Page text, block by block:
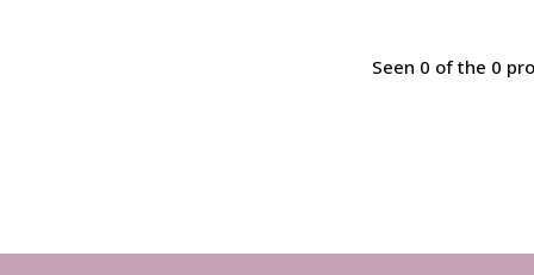
Seen 0 of the 0